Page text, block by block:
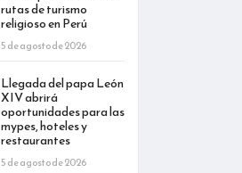
rutas de turismo
religioso en Perú
5 de agosto de 2026
Llegada del papa León
XIV abrirá
oportunidades para las
mypes, hoteles y
restaurantes
5 de agosto de 2026